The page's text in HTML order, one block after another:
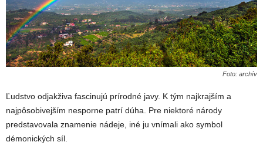
Foto: archív
Ľudstvo odjakživa fascinujú prírodné javy. K tým najkrajším a
najpôsobivejším nesporne patrí dúha. Pre niektoré národy
predstavovala znamenie nádeje, iné ju vnímali ako symbol
démonických síl.